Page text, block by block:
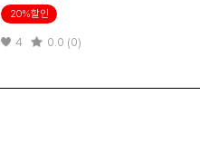
20%할인
4 0.0 (0)